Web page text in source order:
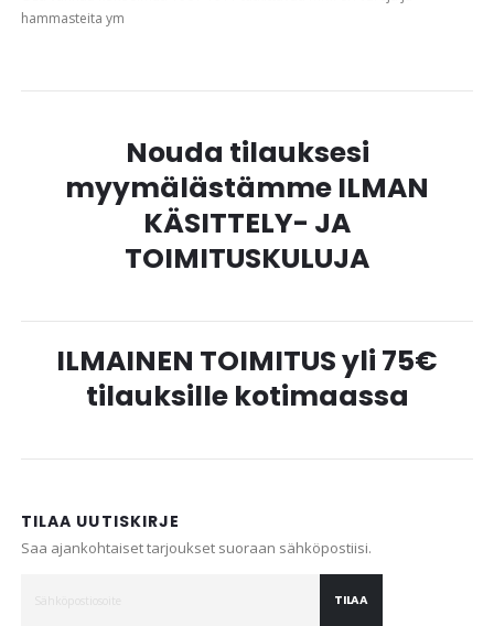
hammasteita ym
Nouda tilauksesi
myymälästämme ILMAN
KÄSITTELY- JA
TOIMITUSKULUJA
ILMAINEN TOIMITUS yli 75€
tilauksille kotimaassa
TILAA UUTISKIRJE
Saa ajankohtaiset tarjoukset suoraan sähköpostiisi.
TILAA